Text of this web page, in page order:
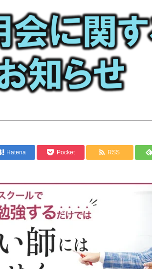
Hatena Pocket RSS